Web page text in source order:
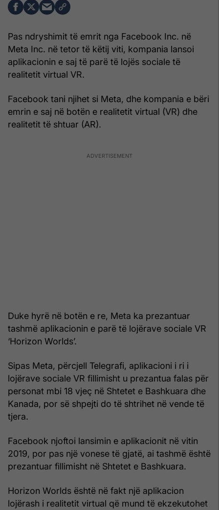
Pas ndryshimit të emrit nga Facebook Inc. në
Meta Inc. në tetor të këtij viti, kompania lansoi
aplikacionin e saj të parë të lojës sociale të
realitetit virtual VR.
Facebook tani njihet si Meta, dhe kompania e bëri
emrin e saj në botën e realitetit virtual (VR) dhe
realitetit të shtuar (AR).
Duke hyrë në botën e re, Meta ka prezantuar
tashmë aplikacionin e parë të lojërave sociale VR
‘Horizon Worlds’.
Sipas Meta, përcjell Telegrafi, aplikacioni i ri i
lojërave sociale VR fillimisht u prezantua falas për
personat mbi 18 vjeç në Shtetet e Bashkuara dhe
Kanada, por së shpejti do të shtrihet në vende të
tjera.
Facebook njoftoi lansimin e aplikacionit në vitin
2019, por pas një vonese të gjatë, ai tashmë është
prezantuar fillimisht në Shtetet e Bashkuara.
Horizon Worlds është në fakt një aplikacion
lojërash i realitetit virtual që mund të ekzekutohet